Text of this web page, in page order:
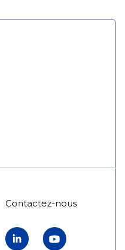
Contactez-nous
LinkedInYouTube